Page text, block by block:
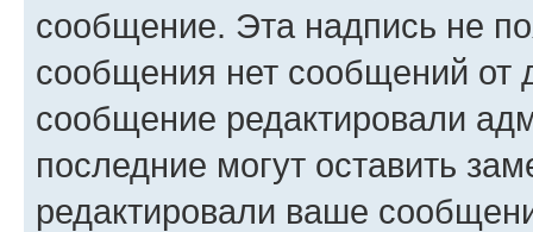
сообщение. Эта надпись не
сообщения нет сообщений от
сообщение редактировали
последние могут оставить
редактировали ваше